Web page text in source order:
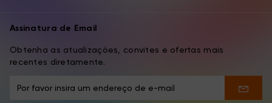
Assinatura de Email
Obtenha as atualizações, convites e ofertas mais
recentes diretamente.